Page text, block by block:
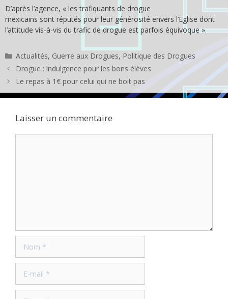
D’après l’agence, « les trafiquants de drogue
mexicains sont réputés pour leur générosité envers l’Eglise dont
l’attitude vis-à-vis du trafic de drogue est parfois équivoque ».
Catégories
Actualités, Guerre aux Drogues, Politique des Drogues
Drogue : indulgence pour les bons élèves
Le repas à 1€ pour celui qui ne boit pas
Laisser un commentaire
mail